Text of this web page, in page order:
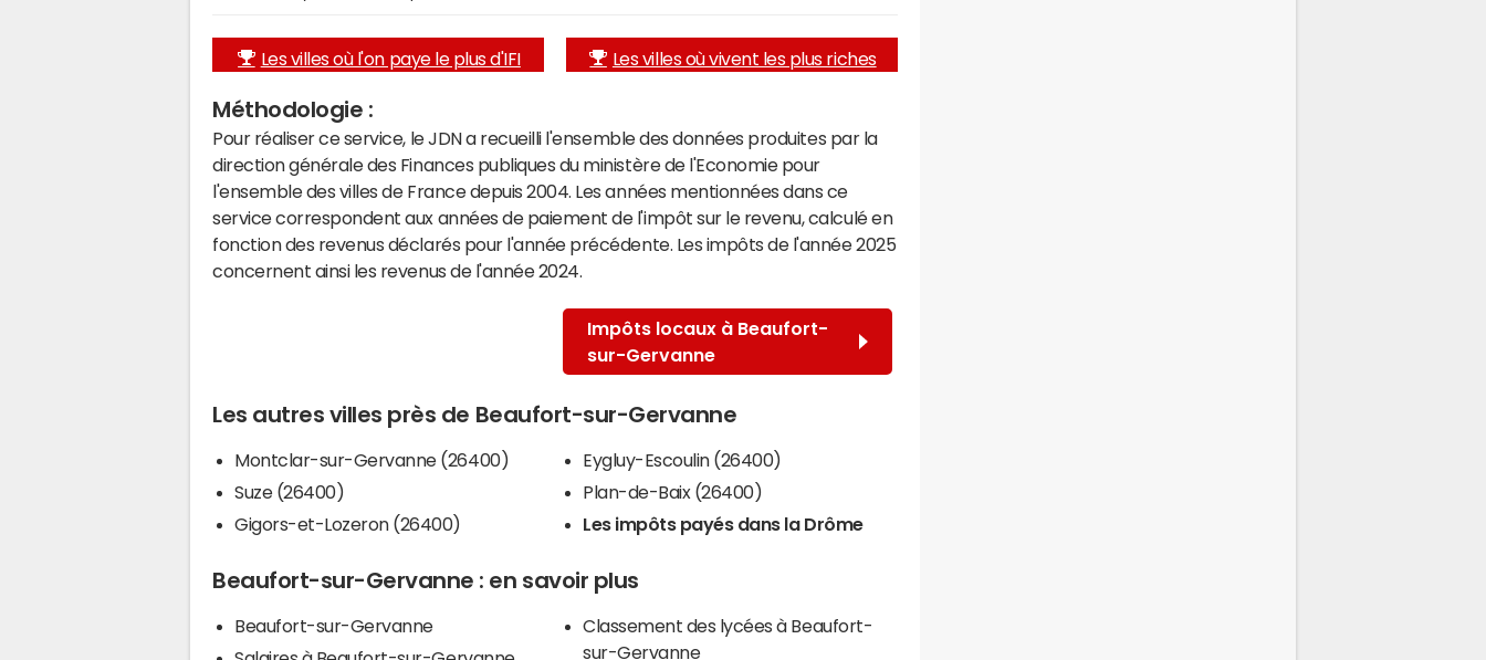
Les villes où l'on paye le plus d'IFI Les villes où vivent les plus riches
Méthodologie :
Pour réaliser ce service, le JDN a recueilli l'ensemble des données produites par la
direction générale des Finances publiques du ministère de l'Economie pour
l'ensemble des villes de France depuis 2004. Les années mentionnées dans ce
service correspondent aux années de paiement de l'impôt sur le revenu, calculé en
fonction des revenus déclarés pour l'année précédente. Les impôts de l'année 2025
concernent ainsi les revenus de l'année 2024.
Impôts locaux à Beaufort-
sur-Gervanne
Les autres villes près de Beaufort-sur-Gervanne
Montclar-sur-Gervanne (26400)
Suze (26400)
Gigors-et-Lozeron (26400)
Eygluy-Escoulin (26400)
Plan-de-Baix (26400)
Les impôts payés dans la Drôme
Beaufort-sur-Gervanne : en savoir plus
Beaufort-sur-Gervanne
Classement des lycées à Beaufort-
sur-Gervanne